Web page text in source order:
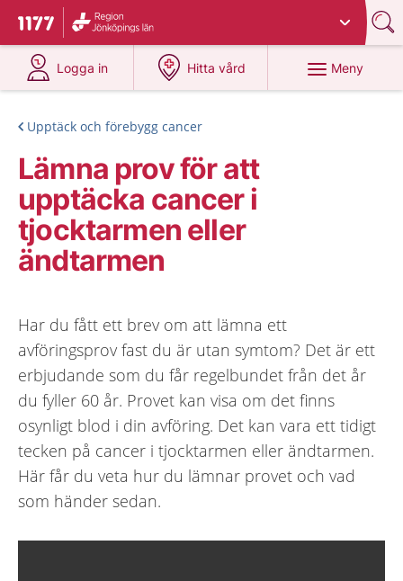
Till startsidan för 1177
Du har valt region
Logga in
på 1177.se
Hitta vård
på 1177.se
Meny
Upptäck och förebygg cancer
Lämna prov för att
upptäcka cancer i
tjocktarmen eller
ändtarmen
Har du fått ett brev om att lämna ett
avföringsprov fast du är utan symtom? Det är ett
erbjudande som du får regelbundet från det år
du fyller 60 år. Provet kan visa om det finns
osynligt blod i din avföring. Det kan vara ett tidigt
tecken på cancer i tjocktarmen eller ändtarmen.
Här får du veta hur du lämnar provet och vad
som händer sedan.